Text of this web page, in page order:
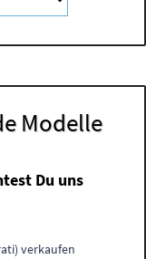
Modelle
Du uns
verkaufen